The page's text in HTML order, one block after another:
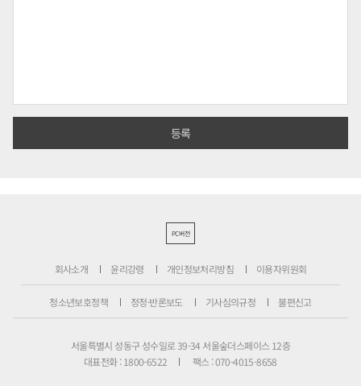
PC버전
회사소개 윤리강령 개인정보처리방침 이용자위원회
청소년보호정책 정정·반론보도 기사심의규정 불편신고
서울특별시 성동구 성수일로 39-34 서울숲더스페이스 12층
대표전화 : 1800-6522
팩스 : 070-4015-8658